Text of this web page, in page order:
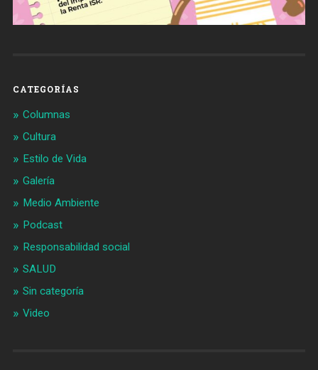
CATEGORÍAS
Columnas
Cultura
Estilo de Vida
Galería
Medio Ambiente
Podcast
Responsabilidad social
SALUD
Sin categoría
Video